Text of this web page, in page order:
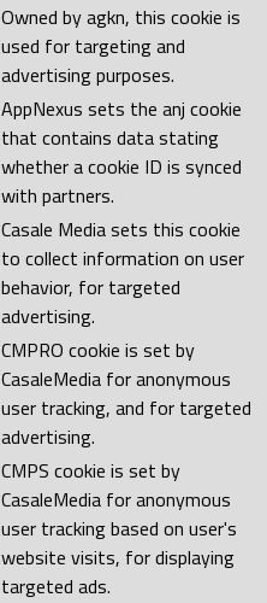
Owned by agkn, this cookie is
used for targeting and
advertising purposes.
AppNexus sets the anj cookie
that contains data stating
whether a cookie ID is synced
with partners.
Casale Media sets this cookie
to collect information on user
behavior, for targeted
advertising.
CMPRO cookie is set by
CasaleMedia for anonymous
user tracking, and for targeted
advertising.
CMPS cookie is set by
CasaleMedia for anonymous
user tracking based on user's
website visits, for displaying
targeted ads.